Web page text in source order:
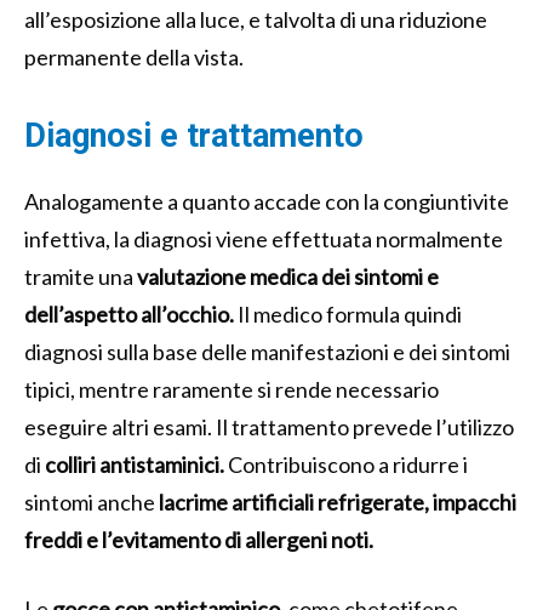
all’esposizione alla luce, e talvolta di una riduzione
permanente della vista.
Diagnosi e trattamento
Analogamente a quanto accade con la congiuntivite
infettiva, la diagnosi viene effettuata normalmente
tramite unavalutazione medica dei sintomi e
dell’aspetto all’occhio. Il medico formula quindi
diagnosi sulla base delle manifestazioni e dei sintomi
tipici, mentre raramente si rende necessario
eseguire altri esami. Il trattamento prevede l’utilizzo
di colliri antistaminici.Contribuiscono a ridurre i
sintomi anche lacrime artificiali refrigerate, impacchi
freddi e l’evitamento di allergeni noti.